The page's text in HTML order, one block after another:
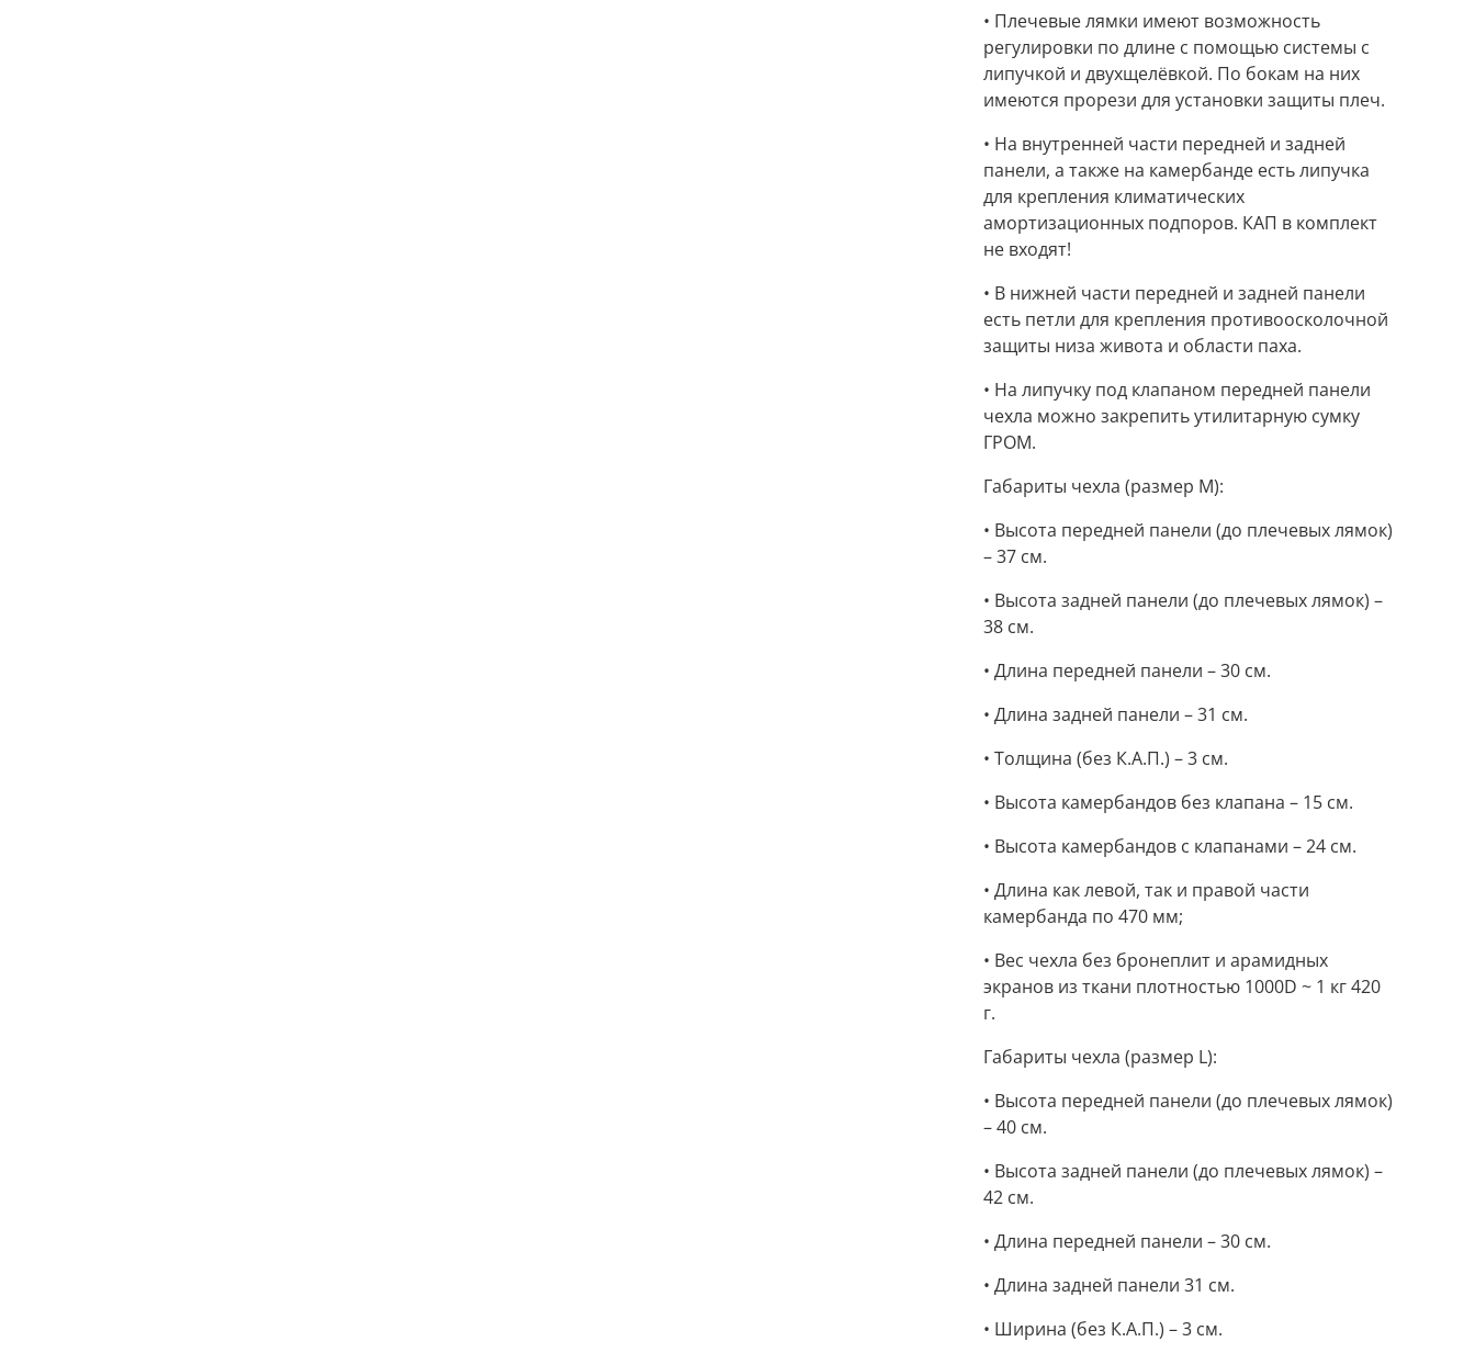
• Плечевые лямки имеют возможность
регулировки по длине с помощью системы с
липучкой и двухщелёвкой. По бокам на них
имеются прорези для установки защиты плеч.
• На внутренней части передней и задней
панели, а также на камербанде есть липучка
для крепления климатических
амортизационных подпоров. КАП в комплект
не входят!
• В нижней части передней и задней панели
есть петли для крепления противоосколочной
защиты низа живота и области паха.
• На липучку под клапаном передней панели
чехла можно закрепить утилитарную сумку
ГРОМ.
Габариты чехла (размер M):
• Высота передней панели (до плечевых лямок)
– 37 см.
• Высота задней панели (до плечевых лямок) –
38 см.
• Длина передней панели – 30 см.
• Длина задней панели – 31 см.
• Толщина (без К.А.П.) – 3 см.
• Высота камербандов без клапана – 15 см.
• Высота камербандов с клапанами – 24 см.
• Длина как левой, так и правой части
камербанда по 470 мм;
• Вес чехла без бронеплит и арамидных
экранов из ткани плотностью 1000D ~ 1 кг 420
г.
Габариты чехла (размер L):
• Высота передней панели (до плечевых лямок)
– 40 см.
• Высота задней панели (до плечевых лямок) –
42 см.
• Длина передней панели – 30 см.
• Длина задней панели 31 см.
• Ширина (без К.А.П.) – 3 см.